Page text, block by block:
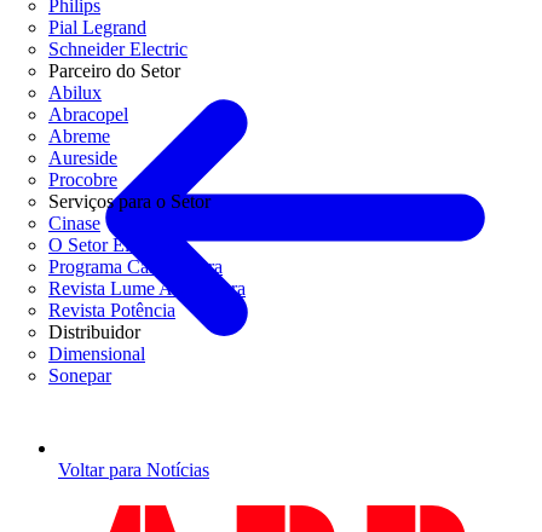
Philips
Pial Legrand
Schneider Electric
Parceiro do Setor
Abilux
Abracopel
Abreme
Aureside
Procobre
Serviços para o Setor
Cinase
O Setor Elétrico
Programa Casa Segura
Revista Lume Arquitetura
Revista Potência
Distribuidor
Dimensional
Sonepar
Voltar para Notícias